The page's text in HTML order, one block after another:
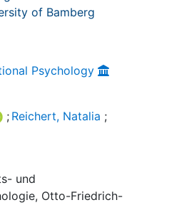
of Bamberg
Psychology
; Reichert, Natalia ;
und
Otto-Friedrich-